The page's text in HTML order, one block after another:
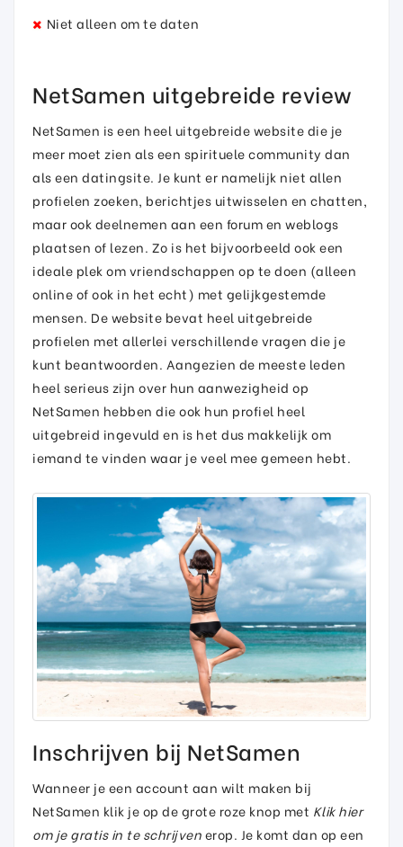
Niet alleen om te daten
NetSamen uitgebreide review
NetSamen is een heel uitgebreide website die je
meer moet zien als een spirituele community dan
als een datingsite. Je kunt er namelijk niet allen
profielen zoeken, berichtjes uitwisselen en chatten,
maar ook deelnemen aan een forum en weblogs
plaatsen of lezen. Zo is het bijvoorbeeld ook een
ideale plek om vriendschappen op te doen (alleen
online of ook in het echt) met gelijkgestemde
mensen. De website bevat heel uitgebreide
profielen met allerlei verschillende vragen die je
kunt beantwoorden. Aangezien de meeste leden
heel serieus zijn over hun aanwezigheid op
NetSamen hebben die ook hun profiel heel
uitgebreid ingevuld en is het dus makkelijk om
iemand te vinden waar je veel mee gemeen hebt.
Inschrijven bij NetSamen
Wanneer je een account aan wilt maken bij
NetSamen klik je op de grote roze knop met Klik hier
om je gratis in te schrijvenerop. Je komt dan op een